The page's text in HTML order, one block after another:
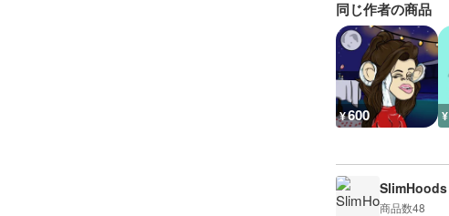
同じ作者の商品
¥600 ¥
SlimHoods
商品数48